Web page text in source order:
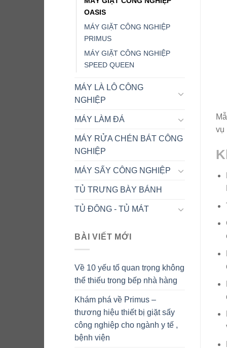
OASIS
MÁY GIẶT CÔNG NGHIỆP
PRIMUS
MÁY GIẶT CÔNG NGHIỆP
SPEED QUEEN
MÁY LÀ LÔ CÔNG
NGHIỆP
MÁY LÀM ĐÁ
MÁY RỬA CHÉN BÁT CÔNG
NGHIỆP
MÁY SẤY CÔNG NGHIỆP
TỦ TRƯNG BÀY BÁNH
TỦ ĐÔNG - TỦ MÁT
BÀI VIẾT MỚI
Về 10 yếu tố quan trọng không
thể thiếu trong bếp nhà hàng
Khám phá về Primus –
thương hiệu thiết bị giặt sấy
công nghiệp cho ngành y tế ,
bệnh viện
vụ